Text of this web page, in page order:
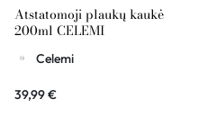
Atstatomoji plaukų kaukė
200ml CELEMI
Celemi
39,99€